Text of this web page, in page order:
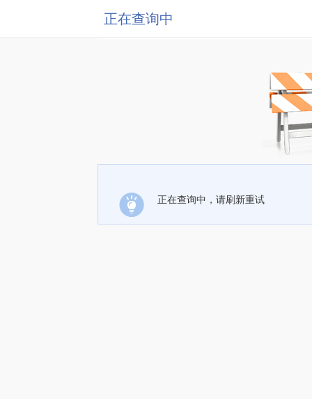
正在查询中
正在查询中，请刷新重试